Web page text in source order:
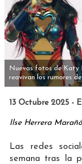
Nuevas fotos de Katy
reavivan los rumores
13 Octubre 2025 -
Ilse Herrera
Las redes
semana tras la